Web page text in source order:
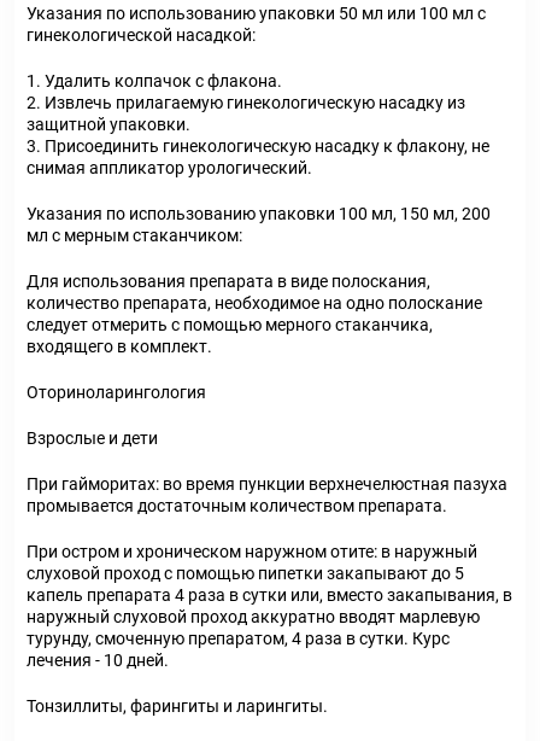
Указания по использованию упаковки 50 мл или 100 мл с
гинекологической насадкой:
1. Удалить колпачок с флакона.
2. Извлечь прилагаемую гинекологическую насадку из
защитной упаковки.
3. Присоединить гинекологическую насадку к флакону, не
снимая аппликатор урологический.
Указания по использованию упаковки 100 мл, 150 мл, 200
мл с мерным стаканчиком:
Для использования препарата в виде полоскания,
количество препарата, необходимое на одно полоскание
следует отмерить с помощью мерного стаканчика,
входящего в комплект.
Оториноларингология
Взрослые и дети
При гайморитах: во время пункции верхнечелюстная пазуха
промывается достаточным количеством препарата.
При остром и хроническом наружном отите: в наружный
слуховой проход с помощью пипетки закапывают до 5
капель препарата 4 раза в сутки или, вместо закапывания, в
наружный слуховой проход аккуратно вводят марлевую
турунду, смоченную препаратом, 4 раза в сутки. Курс
лечения - 10 дней.
Тонзиллиты, фарингиты и ларингиты.